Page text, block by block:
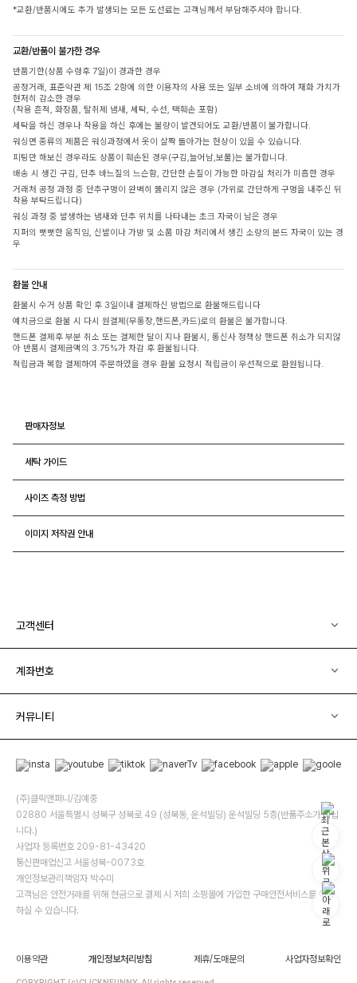
*교환/반품시에도 추가 발생되는 모든 도선료는 고객님께서 부담해주셔야 합니다.
교환/반품이 불가한 경우
반품기한(상품 수령후 7일)이 경과한 경우
공정거래, 표준약관 제 15조 2항에 의한 이용자의 사용 또는 일부 소비에 의하여 재화 가치가
현저히 감소한 경우
(착용 흔적, 화장품, 탈취제 냄새, 세탁, 수선, 택훼손 포함)
세탁을 하신 경우나 착용을 하신 후에는 불량이 발견되어도 교환/반품이 불가합니다.
워싱면 종류의 제품은 워싱과정에서 옷이 살짝 돌아가는 현상이 있을 수 있습니다.
피팅만 해보신 경우라도 상품이 훼손된 경우(구김,늘어남,보풀)는 불가합니다.
배송 시 생긴 구김, 단추 바느질의 느슨함, 간단한 손질이 가능한 마감실 처리가 미흡한 경우
거래처 공정 과정 중 단추구멍이 완벽히 뚫리지 않은 경우 (가위로 간단하게 구멍을 내주신 뒤
착용 부탁드립니다)
워싱 과정 중 발생하는 냄새와 단추 위치를 나타내는 초크 자국이 남은 경우
지퍼의 뻣뻣한 움직임, 신발이나 가방 및 소품 마감 처리에서 생긴 소량의 본드 자국이 있는 경
우
환불 안내
환불시 수거 상품 확인 후 3일이내 결제하신 방법으로 환불해드립니다
예치금으로 환불 시 다시 원결제(무통장,핸드폰,카드)로의 환불은 불가합니다.
핸드폰 결제후 부분 취소 또는 결제한 달이 지나 환불시, 통신사 정책상 핸드폰 취소가 되지않
아 반품시 결제금액의 3.75%가 차감 후 환불됩니다.
적립금과 복합 결제하여 주문하였을 경우 환불 요청시 적립금이 우선적으로 환원됩니다.
판매자정보
세탁 가이드
사이즈 측정 방법
이미지 저작권 안내
고객센터
계좌번호
커뮤니티
(주)클릭앤퍼니/김예중
02880 서울특별시 성북구 성북로 49 (성북동, 운석빌딩) 운석빌딩 5층(반품주소가 아닙
니다.)
사업자 등록번호 209-81-43420
통신판매업신고 서울성북-0073호
개인정보관리책임자 박수미
고객님은 안전거래를 위해 현금으로 결제 시 저희 소핑몰에 가입한 구매안전서비스를 이용
하실 수 있습니다.
이용약관 개인정보처리방침 제휴/도매문의 사업자정보확인